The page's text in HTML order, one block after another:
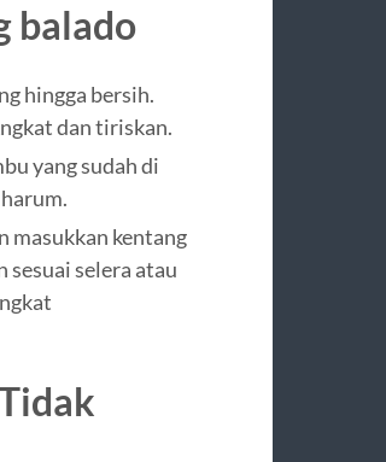
balado
hingga bersih.
dan tiriskan.
yang sudah di
masukkan kentang
sesuai selera atau